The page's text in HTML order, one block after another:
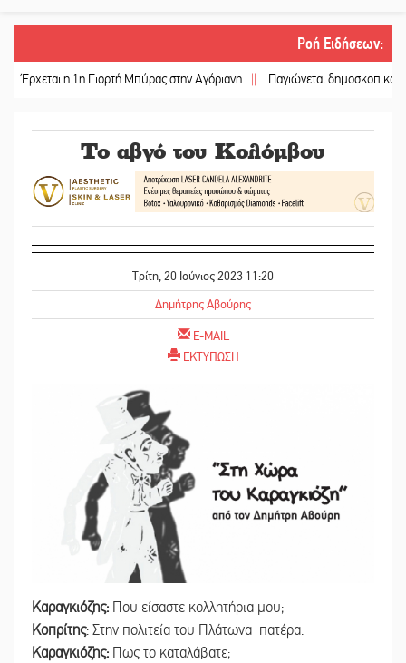
Ροή Ειδήσεων:
η 1η Γιορτή Μπύρας στην Αγόριανη || Παγιώνεται δημοσκοπικά ο…
Το αβγό του Κολόμβου
Τρίτη, 20 Ιούνιος 2023 11:20
Δημήτρης Αβούρης
E-MAIL
ΕΚΤΥΠΩΣΗ
Καραγκιόζης: Που είσαστε κολλητήρια μου;
Κοπρίτης: Στην πολιτεία του Πλάτωνα πατέρα.
Καραγκιόζης: Πως το καταλάβατε;